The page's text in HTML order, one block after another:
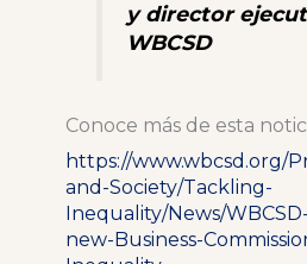
y director
WBCSD
Conoce más de esta
https://www.wbcsd.org/
and-Society/Tackling-
Inequality/News/
new-Business-